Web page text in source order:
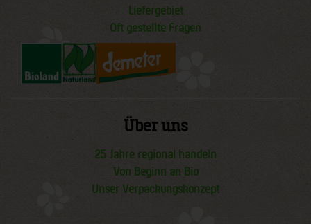
Liefergebiet
Oft gestellte Fragen
Über uns
25 Jahre regional handeln
Von Beginn an Bio
Unser Verpackungskonzept